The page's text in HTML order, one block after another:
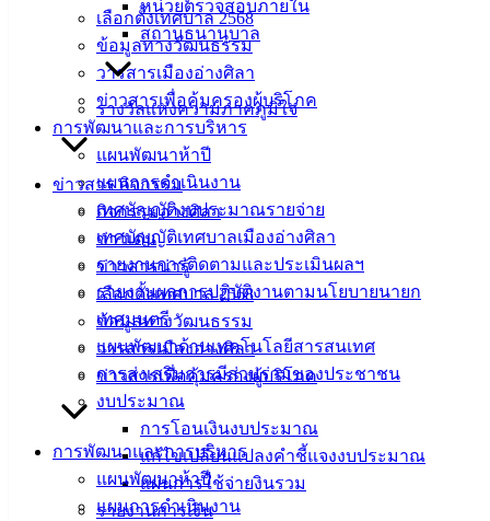
เลือกตั้งเทศบาล 2568
ข้อมูลทางวัฒนธรรม
วารสารเมืองอ่างศิลา
ข่าวสารเพื่อคุ้มครองผู้บริโภค
การพัฒนาและการบริหาร
แผนพัฒนาห้าปี
แผนการดำเนินงาน
เทศบัญญัติงบประมาณรายจ่าย
เทศบัญญัติเทศบาลเมืองอ่างศิลา
รายงานการติดตามและประเมินผลฯ
รายงานผลการปฏิบัติงานตามนโยบายนายก
เทศมนตรี
แผนพัฒนาด้านเทคโนโลยีสารสนเทศ
การส่งเสริมการมีส่วนร่วมของประชาชน
งบประมาณ
การโอนเงินงบประมาณ
แก้ไขเปลี่ยนแปลงคำชี้แจงงบประมาณ
แผนการใช้จ่ายงินรวม
รายงานการเงิน
หน่วยตรวจสอบภายใน
สถานธนานุบาล
รางวัลแห่งความภาคภูมิใจ
ข่าวสาร กิจกรรม
กิจกรรมอ่างศิลา
ข่าวเด่น
ข่าวสารน่ารู้
เลือกตั้งเทศบาล 2568
ข้อมูลทางวัฒนธรรม
วารสารเมืองอ่างศิลา
ข่าวสารเพื่อคุ้มครองผู้บริโภค
การพัฒนาและการบริหาร
แผนพัฒนาห้าปี
แผนการดำเนินงาน
ผู้มีปัญหาด้านการเคลื่อนไหว หรือผู้ขาดแคลนทุนทรัพย์
ประเภทรถที่ให้บริการ
รถเก๋ง : สำหรับผู้ป่วยที่สามารถเคลื่อนไหวได้
(กรุณาจองล่วงหน้าอย่างน้อย 3 วันทำการ)
รถพยาบาล : สำหรับผู้ป่วยติดเตียง
(กรุณาจองล่วงหน้าอย่างน้อย 7 วันทำการ)
ลงทะเบียนรับสิทธิ์ได้ที่
https://liff.line.me/2007700198-H6yrTIs0/home
หากไม่สะดวกดำเนินการด้วยตนเอง สามารถส่งข้อมูลให้
เจ้าหน้าที่ช่วยลงทะเบียนหรือจองรถได้ทาง Line
https://line.me/R/ti/p/@962ipapn